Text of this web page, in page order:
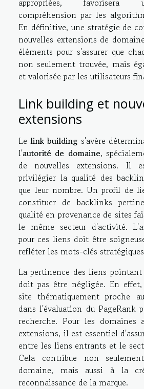
appropriées, favorisera
compréhension par les
En définitive, une stratégie de
nouvelles extensions de
éléments pour s'assurer que
non seulement trouvée, mais
et valorisée par les utilisateurs
Link building et
extensions
Lelink building s'avère
l'autorité de domaine,
de nouvelles extensions. Il
privilégier la qualité des
que leur nombre. Un profil de
constituer de backlinks
qualité en provenance de sites
le même secteur d'activité. L'
pour ces liens doit être
refléter les mots-clés
La pertinence des liens
doit pas être négligée. En
site thématiquement proche
dans l'évaluation du PageRank
recherche. Pour les domaines
extensions, il est essentiel
entre les liens entrants et le
Cela contribue non
domaine, mais aussi à la
reconnaissance de la marque.